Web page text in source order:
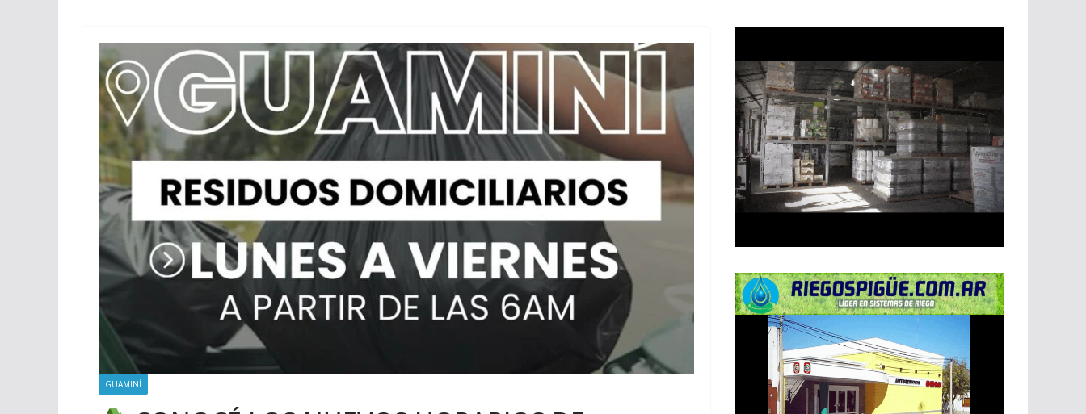
GUAMINÍ